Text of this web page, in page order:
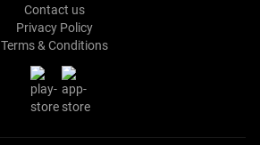
Contact us
Privacy Policy
Terms & Conditions